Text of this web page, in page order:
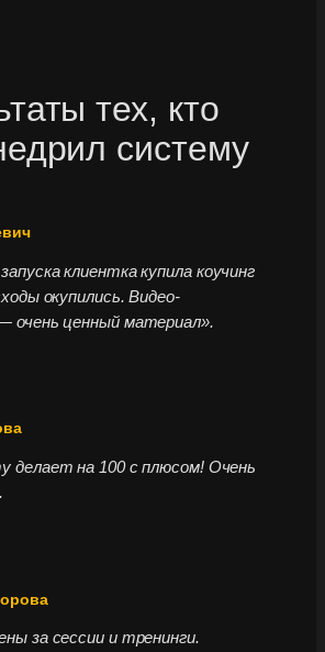
тех, кто
систему
клиентка купила коучинг
окупились. Видео-
очень ценный материал».
делает на 100 с плюсом! Очень
за сессии и тренинги.